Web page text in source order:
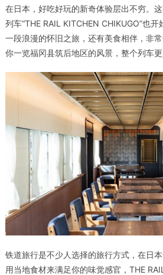
在日本，好吃好玩的新奇体验层出不穷。
列车“THE RAIL KITCHEN CHIKUGO”也
一段浪漫的怀旧之旅，还有美食相伴，非
你一览福冈县筑后地区的风景，整个列车更
铁道旅行是不少人选择的旅行方式，在日本
用当地食材来满足你的味觉感官，THE